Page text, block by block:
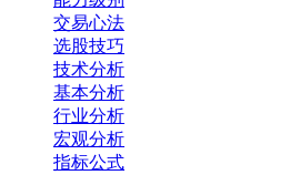
交易心法
选股技巧
技术分析
基本分析
行业分析
宏观分析
指标公式